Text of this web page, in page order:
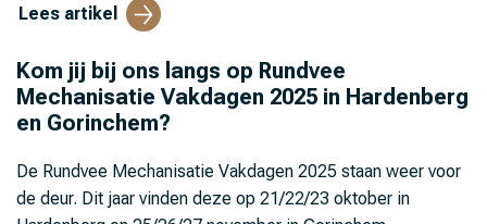
Lees artikel
Kom jij bij ons langs op Rundvee
Mechanisatie Vakdagen 2025 in Hardenberg
en Gorinchem?
De Rundvee Mechanisatie Vakdagen 2025 staan weer voor
de deur. Dit jaar vinden deze op 21/22/23 oktober in